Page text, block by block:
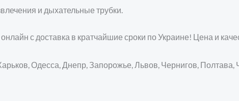
и дыхательные трубки.
с доставка в кратчайшие сроки по Украине! Цена и
Одесса, Днепр, Запорожье, Львов, Чернигов, Полтава,